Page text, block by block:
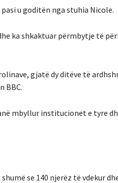
u goditën nga stuhia Nicole.
ka shkaktuar përmbytje të
gjatë dy ditëve të
BBC.
mbyllur institucionet e tyre
se 140 njerëz të vdekur